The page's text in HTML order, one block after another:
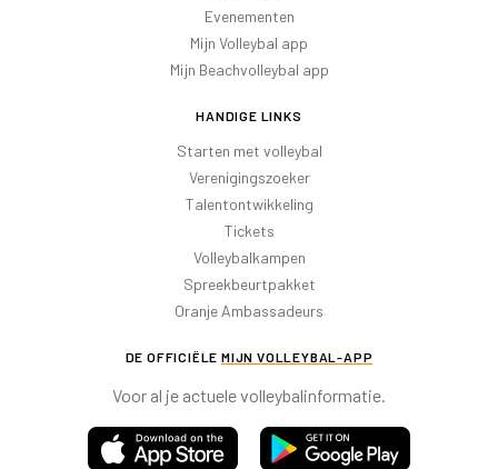
Evenementen
Mijn Volleybal app
Mijn Beachvolleybal app
HANDIGE LINKS
Starten met volleybal
Verenigingszoeker
Talentontwikkeling
Tickets
Volleybalkampen
Spreekbeurtpakket
Oranje Ambassadeurs
DE OFFICIËLE MIJN VOLLEYBAL-APP
Voor al je actuele volleybalinformatie.